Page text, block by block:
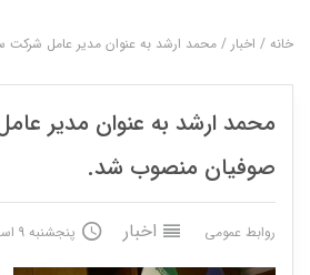
خانه / اخبار / محمد ارشد به عنوان مدیر عامل
محمد ارشد به عنوان مدیر
صوفیان منصوب شد.
روابط عمومی اخبار پنجشنبه 9 اسفند 1403